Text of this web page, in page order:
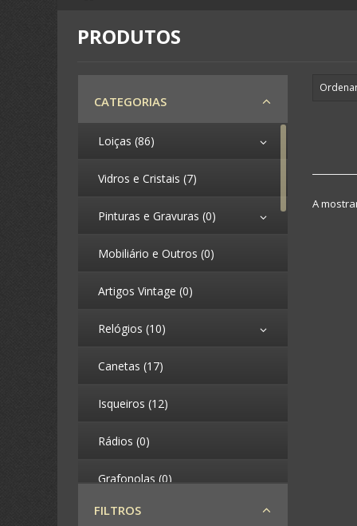
PRODUTOS
A
CATEGORIAS
Loiças (86)
Vidros e Cristais (7)
Pinturas e Gravuras (0)
Mobiliário e Outros (0)
Artigos Vintage (0)
Relógios (10)
Canetas (17)
Isqueiros (12)
Rádios (0)
Grafonolas (0)
Telefones (0)
FILTROS